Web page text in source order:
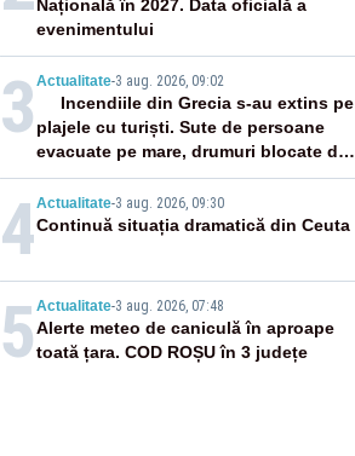
Națională în 2027. Data oficială a
evenimentului
3 Actualitate-3 aug. 2026, 09:02
Incendiile din Grecia s-au extins pe
plajele cu turiști. Sute de persoane
evacuate pe mare, drumuri blocate de
flăcări
4Actualitate-3 aug. 2026, 09:30
Continuă situația dramatică din Ceuta
5 Actualitate-3 aug. 2026, 07:48
Alerte meteo de caniculă în aproape
toată țara. COD ROȘU în 3 județe